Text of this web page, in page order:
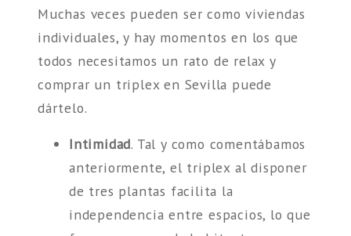
Muchas veces pueden ser como viviendas
individuales, y hay momentos en los que
todos necesitamos un rato de relax y
comprar un triplex en Sevilla puede
dártelo.
Intimidad. Tal y como comentábamos
anteriormente, el triplex al disponer
de tres plantas facilita la
independencia entre espacios, lo que